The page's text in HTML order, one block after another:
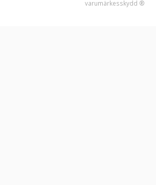
varumärkesskydd ®